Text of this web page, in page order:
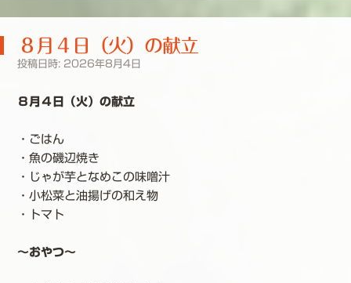
８月４日（火）の献立
投稿日時: 2026年8月4日
８月４日（火）の献立
・ごはん
・魚の磯辺焼き
・じゃが芋となめこの味噌汁
・小松菜と油揚げの和え物
・トマト
～おやつ～